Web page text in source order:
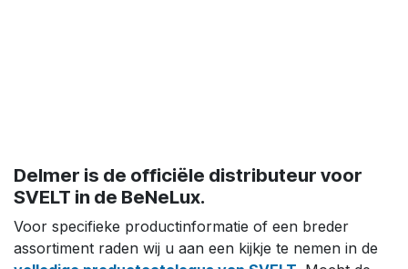
Delmer is de officiële distributeur voor
SVELT in de BeNeLux.
Voor specifieke productinformatie of een breder
assortiment raden wij u aan een kijkje te nemen in de